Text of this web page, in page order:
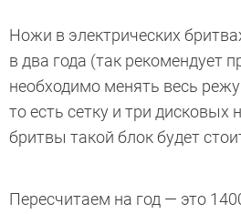
Ножи в электрических
в два года (так рекомендует
необходимо менять весь
то есть сетку и три
бритвы такой блок будет
Пересчитаем на год — это